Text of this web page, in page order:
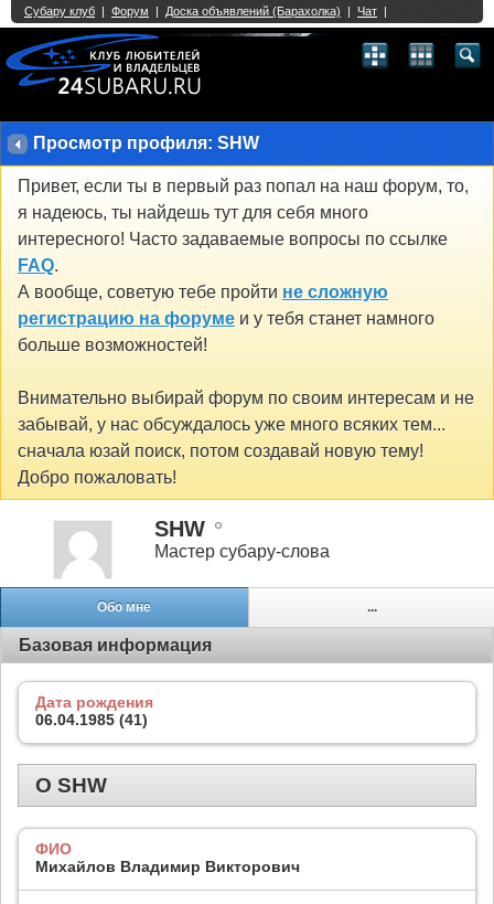
Просмотр профиля: SHW
Привет, если ты в первый раз попал на наш форум, то,
я надеюсь, ты найдешь тут для себя много
интересного! Часто задаваемые вопросы по ссылке
FAQ.
А вообще, советую тебе пройти не сложную
регистрацию на форуме и у тебя станет намного
больше возможностей!
Внимательно выбирай форум по своим интересам и не
забывай, у нас обсуждалось уже много всяких тем...
сначала юзай поиск, потом создавай новую тему!
Добро пожаловать!
SHW
Мастер субару-слова
Обо мне ...
Базовая информация
Дата рождения
06.04.1985 (41)
О SHW
ФИО
Михайлов Владимир Викторович
Single Sign On provided byvBSSO
2 3 4 5 6 7 8 9 10 11 12 13 21 22 23 24 25 26
27 28 29 30 31 32 33 40 41 42 43